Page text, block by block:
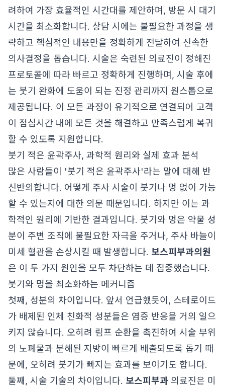
려하여 가장 효율적인 시간대를 제안하며, 방문 시 대기
시간을 최소화합니다. 상담 시에는 불필요한 과정을 생
략하고 핵심적인 내용만을 정확하게 전달하여 신속한
의사결정을 돕습니다. 시술은 숙련된 의료진이 정해진
프로토콜에 따라 빠르고 정확하게 진행하며, 시술 후에
는 붓기 완화에 도움이 되는 진정 관리까지 원스톱으로
제공됩니다. 이 모든 과정이 유기적으로 연결되어 고객
이 점심시간 내에 모든 것을 해결하고 만족스럽게 복귀
할 수 있도록 지원합니다.
붓기 적은 윤곽주사, 과학적 원리와 실제 효과 분석
많은 사람들이 '붓기 적은 윤곽주사'라는 말에 대해 반
신반의합니다. 어떻게 주사 시술이 붓기나 멍 없이 가능
할 수 있는지에 대한 의문 때문입니다. 하지만 이는 과
학적인 원리에 기반한 결과입니다. 붓기와 멍은 약물 성
분이 주변 조직에 불필요한 자극을 주거나, 주사 바늘이
미세 혈관을 손상시킬 때 발생합니다. 보스피부과의원
은 이 두 가지 원인을 모두 차단하는 데 집중했습니다.
붓기와 멍을 최소화하는 메커니즘
첫째, 성분의 차이입니다. 앞서 언급했듯이, 스테로이드
가 배제된 인체 친화적 성분들은 염증 반응을 거의 일으
키지 않습니다. 오히려 림프 순환을 촉진하여 시술 부위
의 노폐물과 분해된 지방이 빠르게 배출되도록 돕기 때
문에, 오히려 붓기가 빠지는 효과를 보이기도 합니다.
둘째, 시술 기술의 차이입니다. 보스피부과 의료진은 미